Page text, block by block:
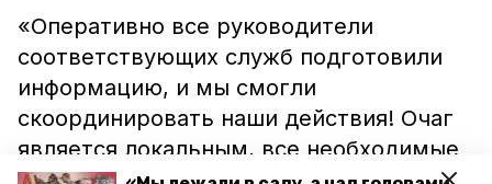
«Оперативно все руководители
соответствующих служб подготовили
информацию, и мы смогли
скоординировать наши действия! Очаг
является локальным, все необходимые